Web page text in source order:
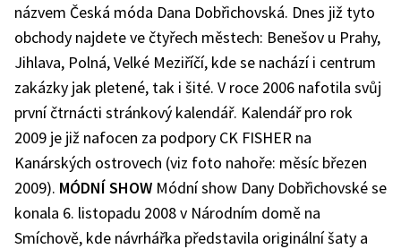
názvem Česká móda Dana Dobřichovská. Dnes již tyto
obchody najdete ve čtyřech městech: Benešov u Prahy,
Jihlava, Polná, Velké Meziříčí, kde se nachází i centrum
zakázky jak pletené, tak i šité. V roce 2006 nafotila svůj
první čtrnácti stránkový kalendář. Kalendář pro rok
2009 je již nafocen za podpory CK FISHER na
Kanárských ostrovech (viz foto nahoře: měsíc březen
2009). MÓDNÍ SHOW Módní show Dany Dobřichovské se
konala 6. listopadu 2008 v Národním domě na
Smíchově, kde návrhářka představila originální šaty a